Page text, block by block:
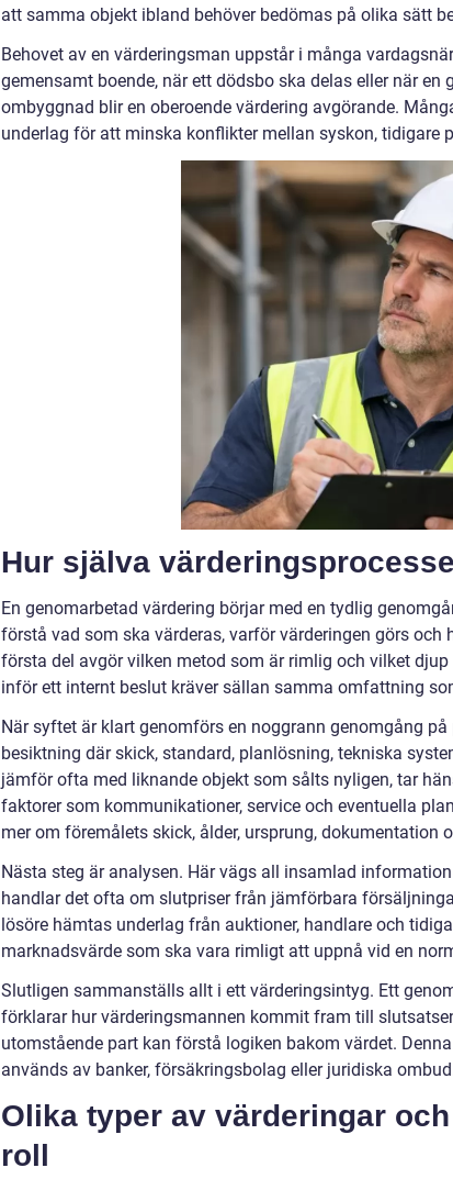
att samma objekt ibland behöver bedömas på olika sätt
Behovet av en värderingsman uppstår i många
gemensamt boende, när ett dödsbo ska delas eller när
ombyggnad blir en oberoende värdering avgörande.
underlag för att minska konflikter mellan syskon, tidigare
Hur själva
En genomarbetad värdering börjar med en tydlig
förstå vad som ska värderas, varför värderingen görs
första del avgör vilken metod som är rimlig och vilket
inför ett internt beslut kräver sällan samma omfattning
När syftet är klart genomförs en noggrann genomgång
besiktning där skick, standard, planlösning, tekniska
jämför ofta med liknande objekt som sålts nyligen, tar
faktorer som kommunikationer, service och eventuella
mer om föremålets skick, ålder, ursprung, dokumentation
Nästa steg är analysen. Här vägs all insamlad
handlar det ofta om slutpriser från jämförbara
lösöre hämtas underlag från auktioner, handlare och
marknadsvärde som ska vara rimligt att uppnå vid en
Slutligen sammanställs allt i ett värderingsintyg. Ett
förklarar hur värderingsmannen kommit fram till
utomstående part kan förstå logiken bakom värdet.
används av banker, försäkringsbolag eller juridiska
Olika typer av värderingar
roll